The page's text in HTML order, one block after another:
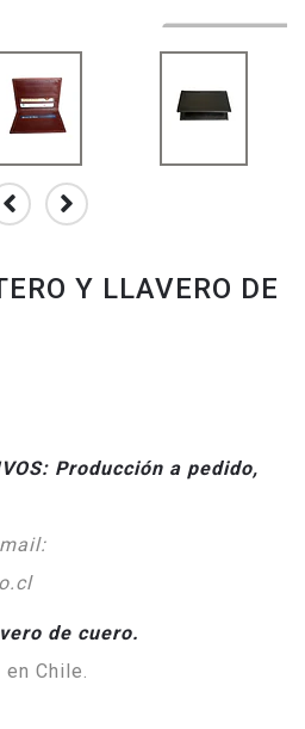
Y LLAVERO DE
Producción a pedido,
mail:
de cuero.
en Chile.